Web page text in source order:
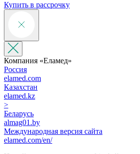
Купить в рассрочку
Компания «‎Еламед»
Россия
elamed.com
Казахстан
elamed.kz
>
Беларусь
almag01.by
Международная версия сайта
elamed.com/en/